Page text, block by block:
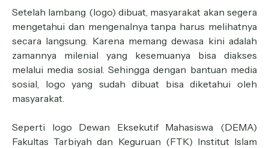
Setelah lambang (logo) dibuat, masyarakat akan segera
mengetahui dan mengenalnya tanpa harus melihatnya
secara langsung. Karena memang dewasa kini adalah
zamannya milenial yang kesemuanya bisa diakses
melalui media sosial. Sehingga dengan bantuan media
sosial, logo yang sudah dibuat bisa diketahui oleh
masyarakat.
Seperti logo Dewan Eksekutif Mahasiswa (DEMA)
Fakultas Tarbiyah dan Keguruan (FTK) Institut Islam